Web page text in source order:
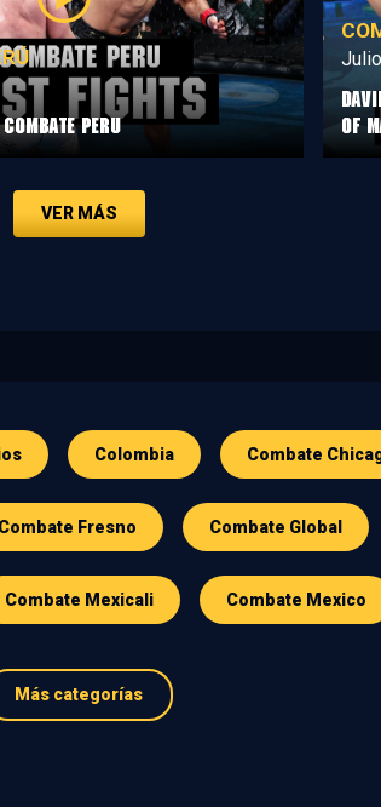
Peru
Of
VER MÁS
Colombia Combate
Combate Fresno Combate Global
Combate Mexicali Combate Mexico
Más categorías